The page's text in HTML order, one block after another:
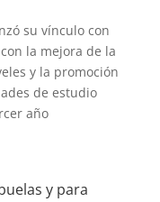
su vínculo con
la mejora de la
y la promoción
de estudio
año
y para